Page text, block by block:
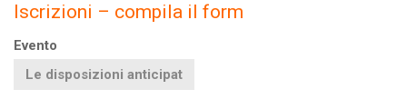
Iscrizioni – compila il form
Evento